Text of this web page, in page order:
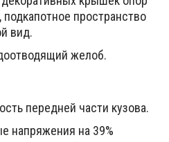
пространство
вид.
желоб.
передней части кузова.
напряжения на 39%